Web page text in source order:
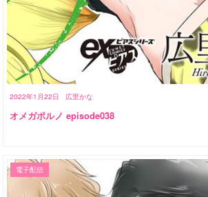
2022年1月22日 広里かな
オメガポルノ episode038
電子配信